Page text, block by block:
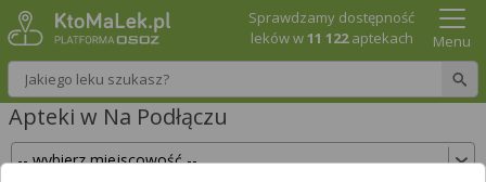
Wpisz nazwę leku
Sprawdzamy dostępność
leków w11 122aptekach Menu
Apteki w Na Podłączu